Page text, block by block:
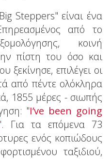
Steppers" είναι ένα
από το
κοινή
πίστη του όσο και
ξεκίνησε, επιλέγει οι
από πέντε ολόκληρα
1855 μέρες - σιωπής
"I’ve been going
Για τα επόμενα 73
ενός κοπιώδους
ταξιδιού,